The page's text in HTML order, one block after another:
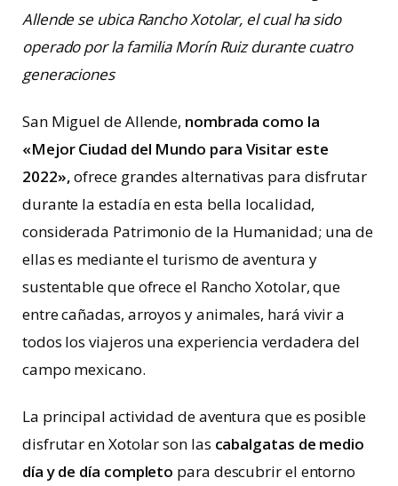
Allende se ubica Rancho Xotolar, el cual ha sido
operado por la familia Morín Ruiz durante cuatro
generaciones
San Miguel de Allende, nombrada como la
«Mejor Ciudad del Mundo para Visitar este
2022»,ofrece grandes alternativas para disfrutar
durante la estadía en esta bella localidad,
considerada Patrimonio de la Humanidad; una de
ellas es mediante el turismo de aventura y
sustentable que ofrece el Rancho Xotolar, que
entre cañadas, arroyos y animales, hará vivir a
todos los viajeros una experiencia verdadera del
campo mexicano.
La principal actividad de aventura que es posible
disfrutar en Xotolar son las cabalgatas de medio
día y de día completo para descubrir el entorno